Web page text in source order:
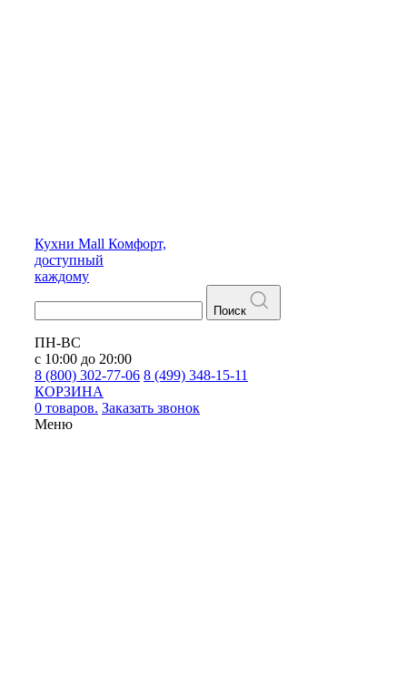
Кухни Mall Комфорт,
доступный
каждому
Поиск
ПН-ВС
с 10:00 до 20:00
8 (800) 302-77-06 8 (499) 348-15-11
КОРЗИНА
0 товаров. Заказать звонок
Меню